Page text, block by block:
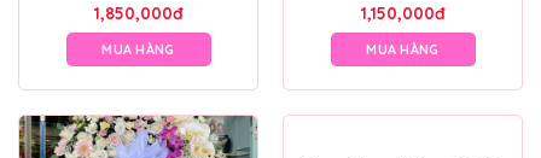
1,850,000đ
MUA HÀNG
1,150,000đ
MUA HÀNG